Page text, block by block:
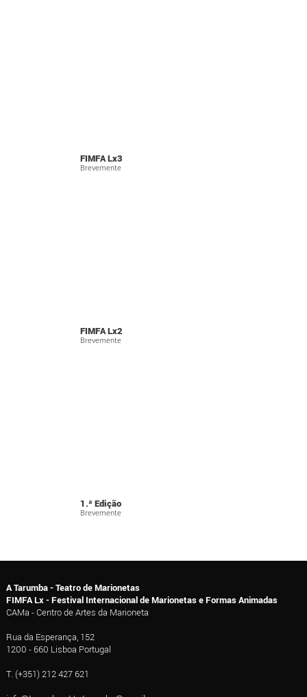
FIMFA Lx3
Brevemente
FIMFA Lx2
Brevemente
1.ª Edição
Brevemente
A Tarumba - Teatro de Marionetas
FIMFA Lx - Festival Internacional de Marionetas e Formas Animadas
CAMa - Centro de Artes da Marioneta
Rua da Esperança, 152
1200 - 660 Lisboa Portugal
T. (+351) 212 427 621